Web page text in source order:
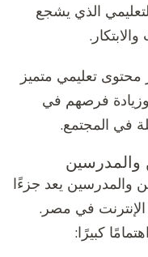
الذي يشجع
تعليمي متميز
فرصهم في
في المجتمع.
والمدرسين
والمدرسين يعد جزءًا
الإنترنت في مصر.
كبيرًا: